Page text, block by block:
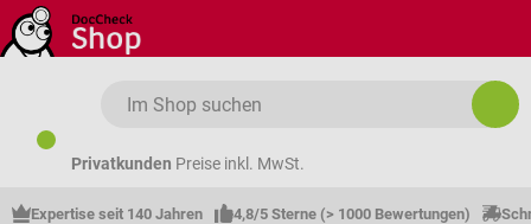
Zum Hauptinhalt springen
Privatkunden Preise inkl. MwSt.
Expertise seit 140 Jahren 4,8/5 Sterne (> 1000 Bewertungen)